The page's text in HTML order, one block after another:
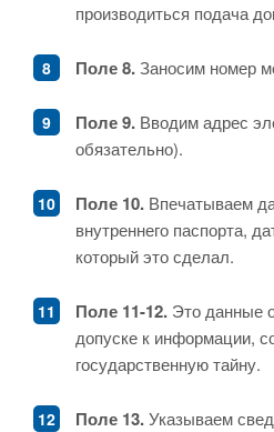
производиться подача
Поле 8.Заносим номер
Поле 9. Вводим адрес
обязательно).
Поле 10. Впечатываем
внутреннего паспорта,
который это сделал.
Поле 11-12. Это данные
допуске к информации,
государственную тайну.
Поле 13.Указываем